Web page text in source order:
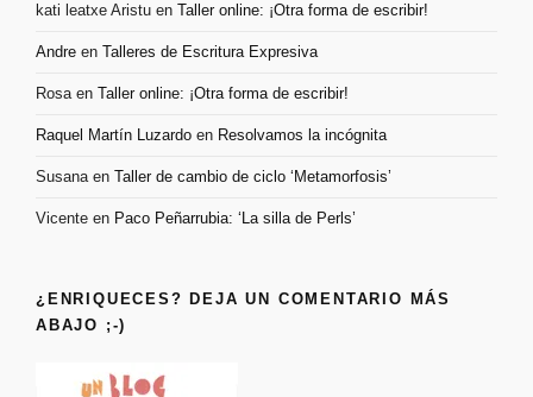
kati leatxe Aristu en Taller online: ¡Otra forma de escribir!
Andre en Talleres de Escritura Expresiva
Rosaen Taller online: ¡Otra forma de escribir!
Raquel Martín Luzardo en Resolvamos la incógnita
Susanaen Taller de cambio de ciclo ‘Metamorfosis’
Vicente en Paco Peñarrubia: ‘La silla de Perls’
¿ENRIQUECES? DEJA UN COMENTARIO MÁS
ABAJO ;-)